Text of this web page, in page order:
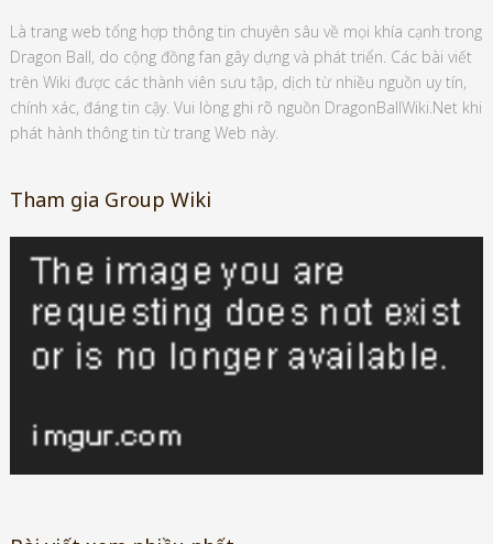
Là trang web tổng hợp thông tin chuyên sâu về mọi khía cạnh trong
Dragon Ball, do cộng đồng fan gây dựng và phát triển. Các bài viết
trên Wiki được các thành viên sưu tập, dịch từ nhiều nguồn uy tín,
chính xác, đáng tin cậy. Vui lòng ghi rõ nguồn DragonBallWiki.Net khi
phát hành thông tin từ trang Web này.
Tham gia Group Wiki